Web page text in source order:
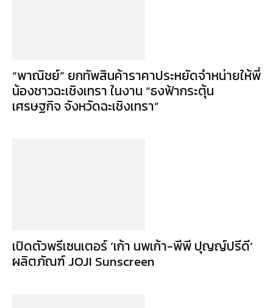
“พาณิชย์” ยกทัพสินค้าราคาประหยัดจำหน่ายให้พี่
น้องชาวฉะเชิงเทรา ในงาน “ธงฟ้ากระตุ้น
เศรษฐกิจ จังหวัดฉะเชิงเทรา”
เปิดตัวพรีเซนเตอร์ ‘เก้า นพเก้า-พีพี ปุญญ์ปรีดี’
ผลิตภัณฑ์ JOJI Sunscreen